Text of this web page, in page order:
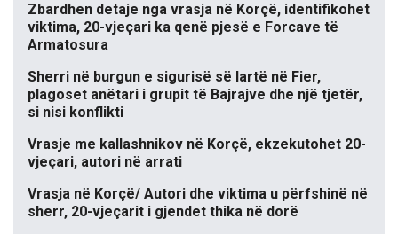
Zbardhen detaje nga vrasja në Korçë, identifikohet
viktima, 20-vjeçari ka qenë pjesë e Forcave të
Armatosura
Sherri në burgun e sigurisë së lartë në Fier,
plagoset anëtari i grupit të Bajrajve dhe një tjetër,
si nisi konflikti
Vrasje me kallashnikov në Korçë, ekzekutohet 20-
vjeçari, autori në arrati
Vrasja në Korçë/ Autori dhe viktima u përfshinë në
sherr, 20-vjeçarit i gjendet thika në dorë